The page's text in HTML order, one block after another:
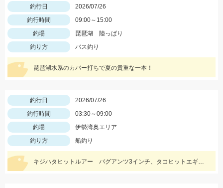
釣行日
2026/07/26
釣行時間
09:00～15:00
釣場
琵琶湖 陸っぱり
釣り方
バス釣り
琵琶湖水系のカバー打ちで夏の貴重な一本！
釣行日
2026/07/26
釣行時間
03:30～09:00
釣場
伊勢湾奥エリア
釣り方
船釣り
キジハタヒットルアー バグアンツ3インチ、タコヒットエギ ジエギオクタビアススッテ